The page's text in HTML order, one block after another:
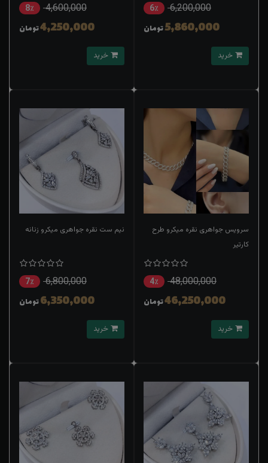
6,200,000 6٪
5,860,000تومان
4,600,000 8٪
4,250,000تومان
سرویس جواهری نقره میکرو طرح
کارتیر
48,000,000 4٪
46,250,000تومان
نیم ست نقره جواهری میکرو زنانه
6,800,000 7٪
6,350,000تومان